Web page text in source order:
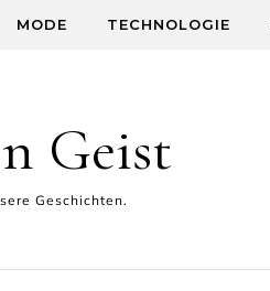
MODE TECHNOLOGIE
Geist
Geschichten.